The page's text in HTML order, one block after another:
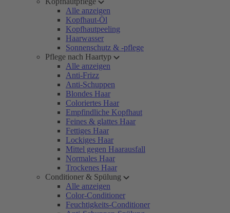
Alle anzeigen
Kopfhaut-Öl
Kopfhautpeeling
Haarwasser
Sonnenschutz & -pflege
Pflege nach Haartyp
Alle anzeigen
Anti-Frizz
Anti-Schuppen
Blondes Haar
Coloriertes Haar
Empfindliche Kopfhaut
Feines & glattes Haar
Fettiges Haar
Lockiges Haar
Mittel gegen Haarausfall
Normales Haar
Trockenes Haar
Conditioner & Spülung
Alle anzeigen
Color-Conditioner
Feuchtigkeits-Conditioner